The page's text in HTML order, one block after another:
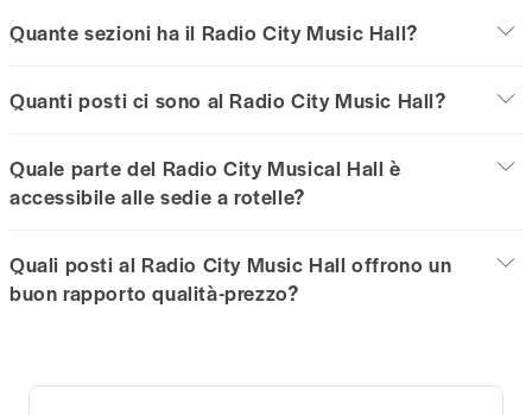
Quante sezioni ha il Radio City Music Hall?
Quanti posti ci sono al Radio City Music Hall?
Quale parte del Radio City Musical Hall è
accessibile alle sedie a rotelle?
Quali posti al Radio City Music Hall offrono un
buon rapporto qualità-prezzo?